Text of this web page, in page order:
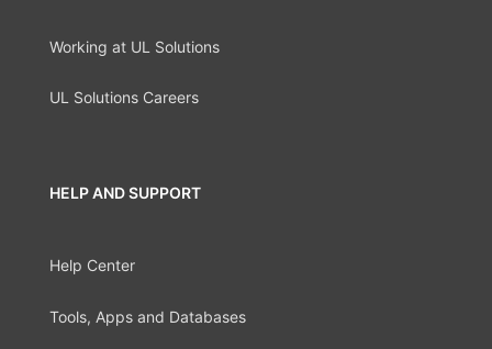
Working at UL Solutions
UL Solutions Careers
HELP AND SUPPORT
Help Center
Tools, Apps and Databases